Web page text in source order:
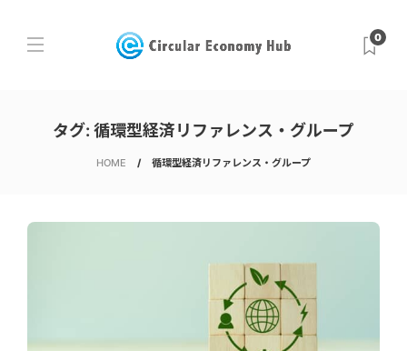
0
タグ: 循環型経済リファレンス・グループ
HOME 循環型経済リファレンス・グループ